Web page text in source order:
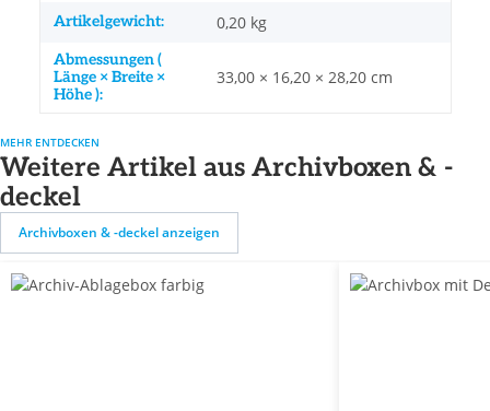
Artikelgewicht: 0,20 kg
Abmessungen (
Länge × Breite ×
Höhe ):
33,00 × 16,20 × 28,20 cm
MEHR ENTDECKEN
Weitere Artikel aus Archivboxen & -
deckel
Archivboxen & -deckel anzeigen